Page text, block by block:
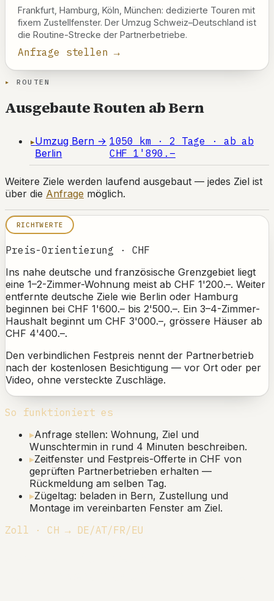
Frankfurt, Hamburg, Köln, München: dedizierte Touren mit
fixem Zustellfenster. Der Umzug Schweiz–Deutschland ist
die Routine-Strecke der Partnerbetriebe.
Anfrage stellen →
ROUTEN
Ausgebaute Routen ab Bern
Umzug Bern →
Berlin
1050 km · 2 Tage · ab ab
CHF 1'890.–
Weitere Ziele werden laufend ausgebaut — jedes Ziel ist
über die Anfrage möglich.
RICHTWERTE
Preis-Orientierung · CHF
Ins nahe deutsche und französische Grenzgebiet liegt
eine 1–2-Zimmer-Wohnung meist ab CHF 1'200.–. Weiter
entfernte deutsche Ziele wie Berlin oder Hamburg
beginnen bei CHF 1'600.– bis 2'500.–. Ein 3–4-Zimmer-
Haushalt beginnt um CHF 3'000.–, grössere Häuser ab
CHF 4'400.–.
Den verbindlichen Festpreis nennt der Partnerbetrieb
nach der kostenlosen Besichtigung — vor Ort oder per
Video, ohne versteckte Zuschläge.
So funktioniert es
▸Anfrage stellen: Wohnung, Ziel und
Wunschtermin in rund 4 Minuten beschreiben.
▸Zeitfenster und Festpreis-Offerte in CHF von
geprüften Partnerbetrieben erhalten —
Rückmeldung am selben Tag.
▸Zügeltag: beladen in Bern, Zustellung und
Montage im vereinbarten Fenster am Ziel.
Zoll · CH → DE/AT/FR/EU